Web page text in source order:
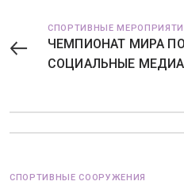
СПОРТИВНЫЕ
ЧЕМПИОНАТ МИРА
СОЦИАЛЬНЫЕ МЕДИА
СПОРТИВНЫЕ СООРУЖЕНИЯ